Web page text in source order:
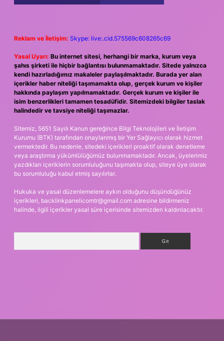
Reklam ve İletişim: Skype: live:.cid.575569c608265c69
Yasal Uyarı: Bu internet sitesi, herhangi bir marka, kurum veya
şahıs şirketi ile hiçbir bağlantısı bulunmamaktadır. Sitede yalnızca
kendi hazırladığımız makaleler paylaşılmaktadır. Burada yer alan
içerikler haber niteliği taşımamakta olup, gerçek kurum ve kişiler
hakkında paylaşım yapılmamaktadır. Gerçek kurum ve kişiler ile
isim benzerlikleri tamamen tesadüfidir. Sitemizdeki bilgiler taslak
halindedir ve tavsiye niteliği taşımazlar.
Sitemiz, 5651 Sayılı Kanun gereğince Bilgi Teknolojileri ve İletişim
Kurumu (BTK) tarafından onaylanmış bir Yer Sağlayıcı olarak hizmet
vermektedir. Bu nedenle, sitedeki içerikleri proaktif olarak denetleme
veya araştırma yükümlülüğümüz bulunmamaktadır. Ancak, üyelerimiz
yazdıkları içeriklerin sorumluluğunu taşımakta olup, siteye üye olarak
bu sorumluluğu kabul etmiş sayılırlar.
Hukuka ve yasal düzenlemelere aykırı olduğunu düşündüğünüz
içerikleri, backlinkpanelicomtr@gmail.com adresine bildirmeniz
halinde, ilgili içerikler yasal süre içerisinde sitemizden kaldırılacaktır.